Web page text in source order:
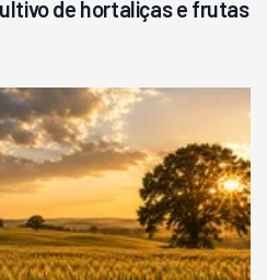
de hortaliças e frutas